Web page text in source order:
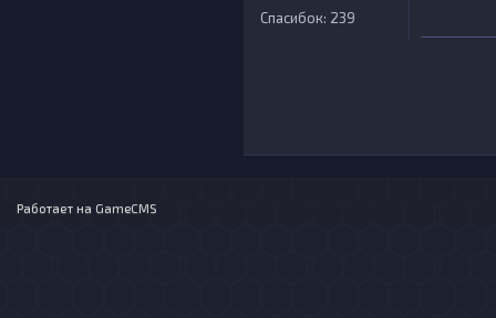
Спасибок: 239
Работает на GameCMS